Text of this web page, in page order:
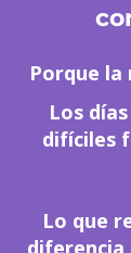
Porque la
Los
difíciles
Lo que
diferencia